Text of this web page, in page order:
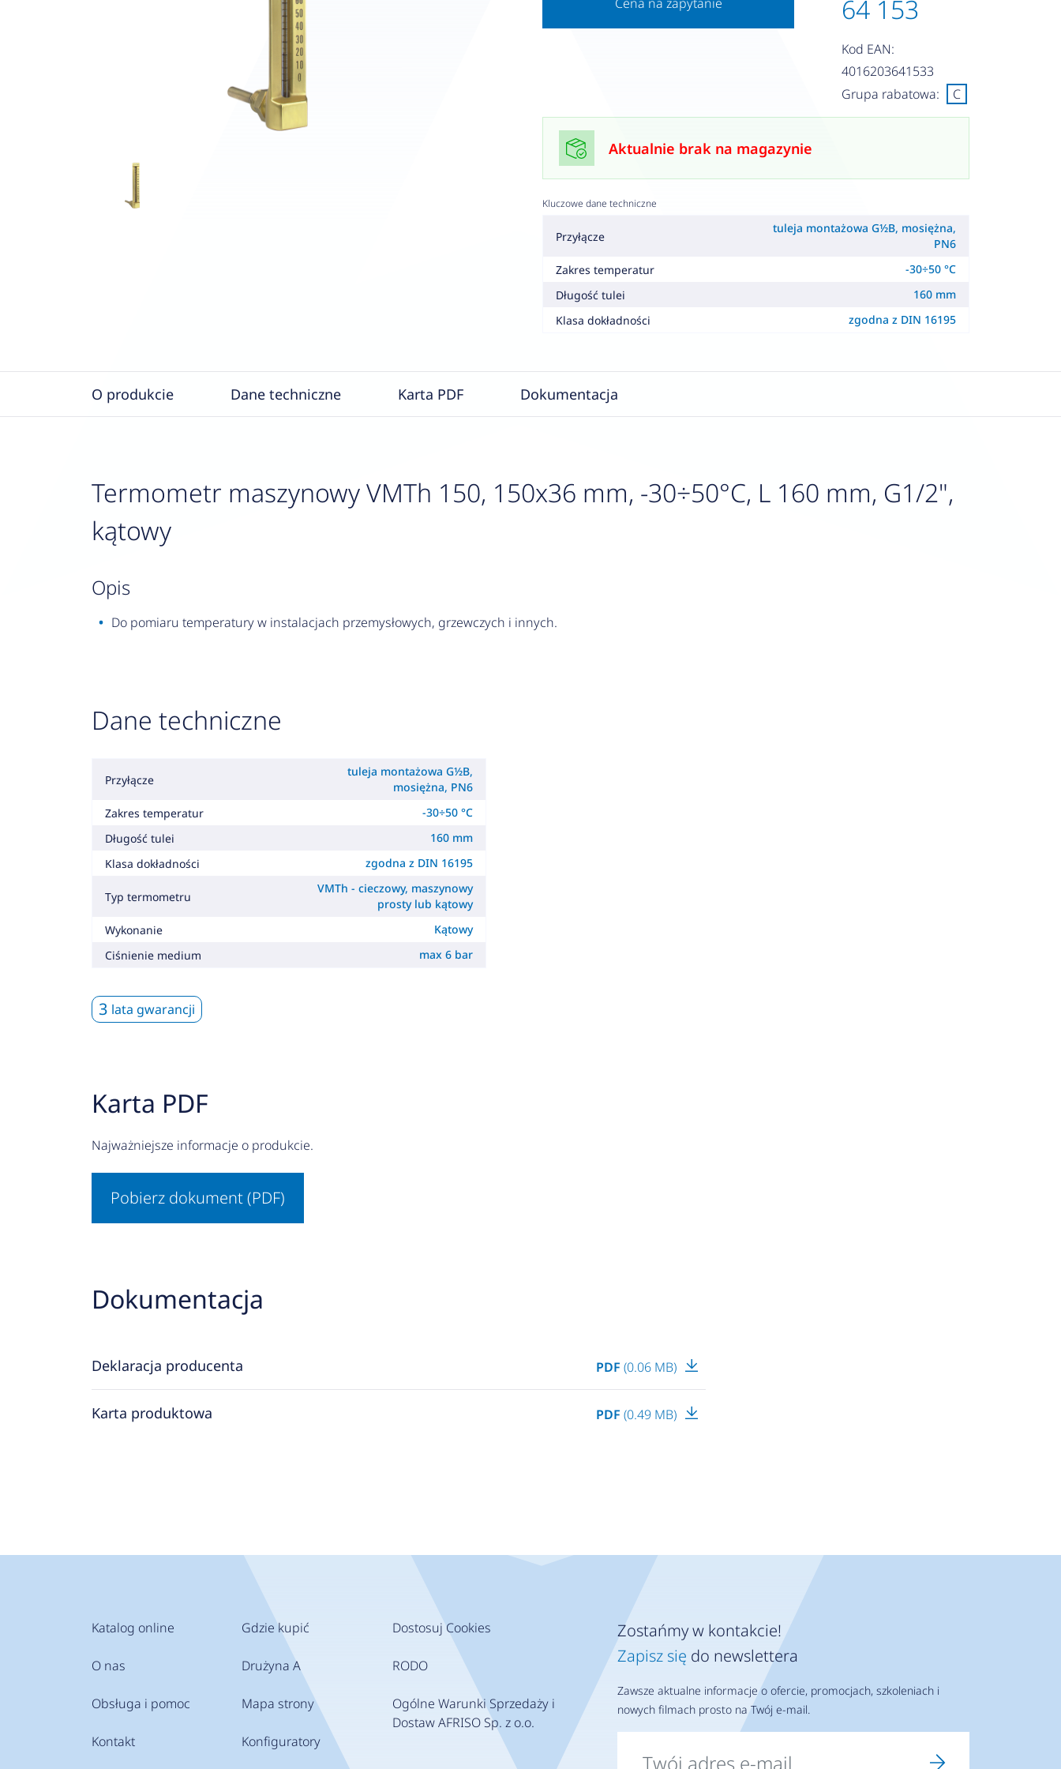
64 153
Kod EAN:
4016203641533
Grupa rabatowa:
C
Aktualnie brak na magazynie
Kluczowe dane techniczne
Przyłącze
tuleja montażowa G½B, mosiężna,
PN6
Zakres temperatur
-30÷50 °C
Długość tulei
160 mm
Klasa dokładności
zgodna z DIN 16195
O produkcie Dane techniczne Karta PDF Dokumentacja
Termometr maszynowy VMTh 150, 150x36 mm, -30÷50°C, L 160 mm, G1/2",
kątowy
opis
Do pomiaru temperatury w instalacjach przemysłowych, grzewczych i innych.
Dane techniczne
Przyłącze
tuleja montażowa G½B,
mosiężna, PN6
Zakres temperatur
-30÷50 °C
Długość tulei
160 mm
Klasa dokładności
zgodna z DIN 16195
Typ termometru
VMTh - cieczowy, maszynowy
prosty lub kątowy
Wykonanie
Kątowy
Ciśnienie medium
max 6 bar
3 lata gwarancji
Karta PDF
Najważniejsze informacje o produkcie.
Pobierz dokument (PDF)
Dokumentacja
Deklaracja producenta PDF (0.06 MB)
Karta produktowa PDF (0.49 MB)
Katalog online
O nas
Obsługa i pomoc
Kontakt
Gdzie kupić
Drużyna A
Mapa strony
Konfiguratory
Dostosuj Cookies
RODO
Ogólne Warunki Sprzedaży i
Dostaw AFRISO Sp. z o.o.
Zostańmy w kontakcie!
Zapisz się do newslettera
Zawsze aktualne informacje o ofercie, promocjach, szkoleniach i
nowych filmach prosto na Twój e-mail.